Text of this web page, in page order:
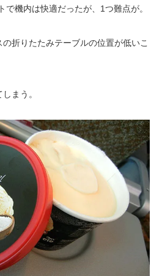
で機内は快適だったが、1つ難点が。
折りたたみテーブルの位置が低いこ
まう。